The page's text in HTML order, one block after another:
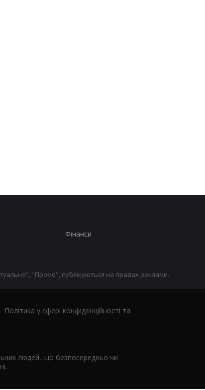
Фінанси
"Промо", публікуються на правах реклами.
Політика у сфері конфіденційності та
людей, що безпосередньо чи